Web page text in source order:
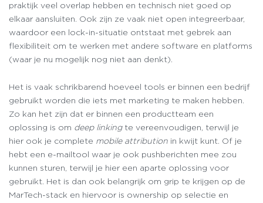
praktijk veel overlap hebben en technisch niet goed op
elkaar aansluiten. Ook zijn ze vaak niet open integreerbaar,
waardoor een lock-in-situatie ontstaat met gebrek aan
flexibiliteit om te werken met andere software en platforms
(waar je nu mogelijk nog niet aan denkt).
Het is vaak schrikbarend hoeveel tools er binnen een bedrijf
gebruikt worden die iets met marketing te maken hebben.
Zo kan het zijn dat er binnen een productteam een
oplossing is om deep linkingte vereenvoudigen, terwijl je
hier ook je complete mobile attribution in kwijt kunt. Of je
hebt een e-mailtool waar je ook pushberichten mee zou
kunnen sturen, terwijl je hier een aparte oplossing voor
gebruikt. Het is dan ook belangrijk om grip te krijgen op de
MarTech-stack en hiervoor is ownership op selectie en